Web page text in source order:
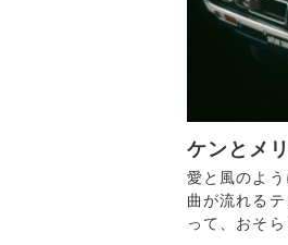
ケンとメ
愛と風のよ
曲が流れる
って、おそら